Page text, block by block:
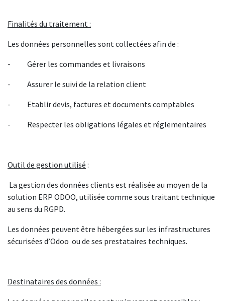
Finalités du traitement :
Les données personnelles sont collectées afin de :
- Gérer les commandes et livraisons
- Assurer le suivi de la relation client
- Etablir devis, factures et documents comptables
- Respecter les obligations légales et réglementaires
Outil de gestion utilisé :
La gestion des données clients est réalisée au moyen de la
solution ERP ODOO, utilisée comme sous traitant technique
au sens du RGPD.
Les données peuvent être hébergées sur les infrastructures
sécurisées d’Odoo ou de ses prestataires techniques.
Destinataires des données :